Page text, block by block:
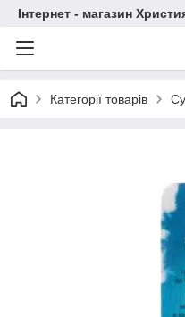
Інтернет - магазин
Категорії товарів